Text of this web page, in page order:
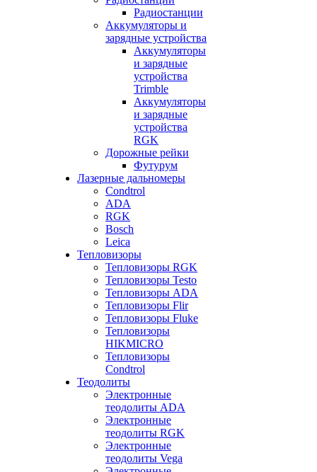
Радиостанции
Аккумуляторы и
зарядные устройства
Аккумуляторы
и зарядные
устройства
Trimble
Аккумуляторы
и зарядные
устройства
RGK
Дорожные рейки
Футурум
Лазерные дальномеры
Condtrol
ADA
RGK
Bosch
Leica
Тепловизоры
Тепловизоры RGK
Тепловизоры Testo
Тепловизоры ADA
Тепловизоры Flir
Тепловизоры Fluke
Тепловизоры
HIKMICRO
Тепловизоры
Condtrol
Теодолиты
Электронные
теодолиты ADA
Электронные
теодолиты RGK
Электронные
теодолиты Vega